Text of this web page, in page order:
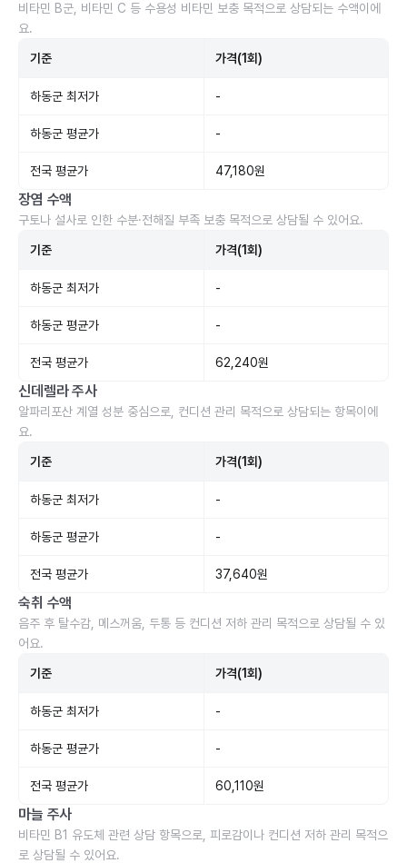
비타민 B군, 비타민 C 등 수용성 비타민 보충 목적으로 상담되는 수액이에
요.
기준 가격(1회)
하동군 최저가 -
하동군 평균가 -
전국 평균가 47,180원
장염 수액
구토나 설사로 인한 수분·전해질 부족 보충 목적으로 상담될 수 있어요.
기준 가격(1회)
하동군 최저가 -
하동군 평균가 -
전국 평균가 62,240원
신데렐라 주사
알파리포산 계열 성분 중심으로, 컨디션 관리 목적으로 상담되는 항목이에
요.
기준 가격(1회)
하동군 최저가 -
하동군 평균가 -
전국 평균가 37,640원
숙취 수액
음주 후 탈수감, 메스꺼움, 두통 등 컨디션 저하 관리 목적으로 상담될 수 있
어요.
기준 가격(1회)
하동군 최저가 -
하동군 평균가 -
전국 평균가 60,110원
마늘 주사
비타민 B1 유도체 관련 상담 항목으로, 피로감이나 컨디션 저하 관리 목적으
로 상담될 수 있어요.